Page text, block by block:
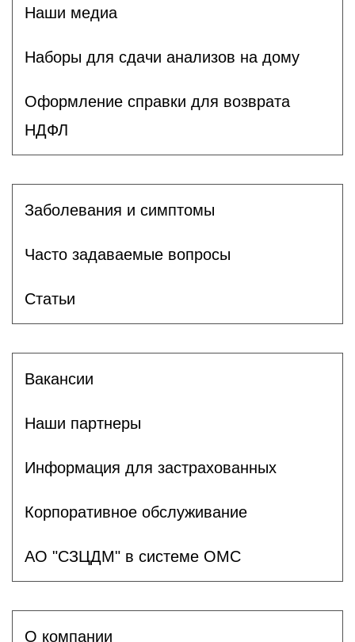
Наши медиа
Наборы для сдачи анализов на дому
Оформление справки для возврата
НДФЛ
Заболевания и симптомы
Часто задаваемые вопросы
Статьи
Вакансии
Наши партнеры
Информация для застрахованных
Корпоративное обслуживание
АО "СЗЦДМ" в системе ОМС
О компании